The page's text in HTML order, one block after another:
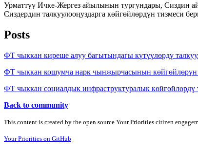
Урматтуу Ичке-Жергез айылынын тургундары, Сиздин
Сиздердин талкуулооңуздарга көйгөйлөрдүн тизмеси
Posts
ФТ чыккан киреше алуу багытындагы күтүүлөрдү
ФТ чыккан кошумча нарк чынжырчасынын көйгөйлөрүн
ФТ чыккан социалдык инфраструктуралык көйгөйлөрдү
Back to community
This content is created by the open source Your Priorities citizen
Your Priorities on GitHub